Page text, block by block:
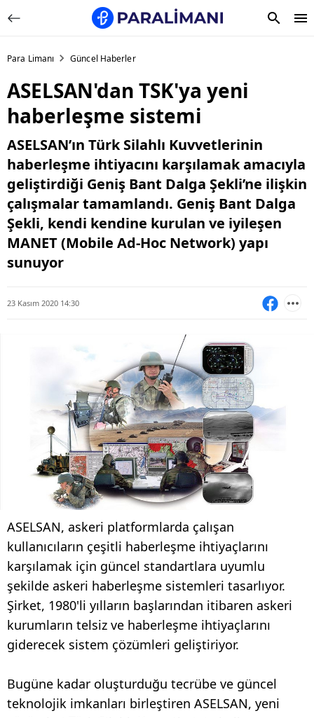
Para Limanı Güncel Haberler
ASELSAN'dan TSK'ya yeni
haberleşme sistemi
ASELSAN’ın Türk Silahlı Kuvvetlerinin
haberleşme ihtiyacını karşılamak amacıyla
geliştirdiği Geniş Bant Dalga Şekli’ne ilişkin
çalışmalar tamamlandı. Geniş Bant Dalga
Şekli, kendi kendine kurulan ve iyileşen
MANET (Mobile Ad-Hoc Network) yapı
sunuyor
23 Kasım 2020 14:30
ASELSAN, askeri platformlarda çalışan
kullanıcıların çeşitli haberleşme ihtiyaçlarını
karşılamak için güncel standartlara uyumlu
şekilde askeri haberleşme sistemleri tasarlıyor.
Şirket, 1980'li yılların başlarından itibaren askeri
kurumların telsiz ve haberleşme ihtiyaçlarını
giderecek sistem çözümleri geliştiriyor.
Bugüne kadar oluşturduğu tecrübe ve güncel
teknolojik imkanları birleştiren ASELSAN, yeni